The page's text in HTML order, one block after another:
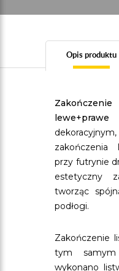
Opis produktu
lewe+prawe
zakończenia
przy futrynie
estetyczny
tworząc
podłogi.
Zakończenie
tym
wykonano